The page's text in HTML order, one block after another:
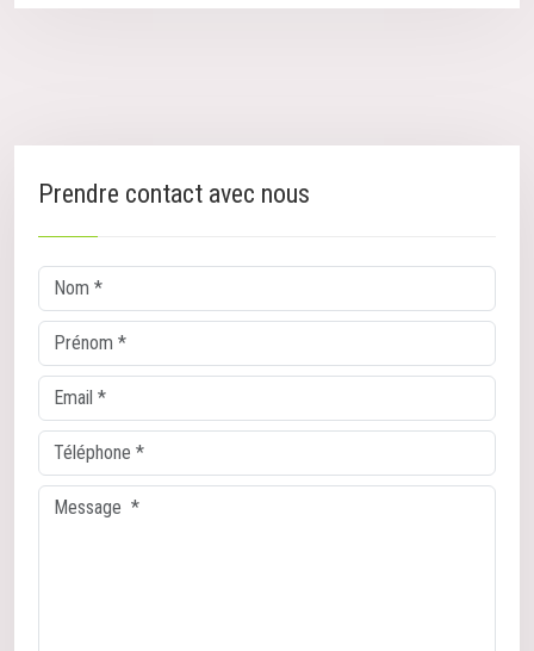
Prendre contact avec nous